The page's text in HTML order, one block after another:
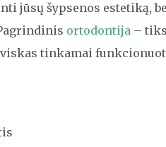
jūsų šypsenos estetiką,
ortodontija –
tinkamai